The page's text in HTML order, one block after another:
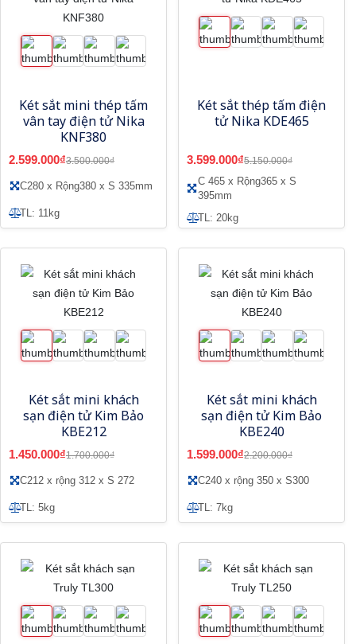
Két sắt mini thép tấm
vân tay điện tử Nika
KNF380
2.599.000₫3.500.000₫
C280 x Rộng380 x S 335mm
TL: 11kg
Két sắt thép tấm điện
tử Nika KDE465
3.599.000₫5.150.000₫
C 465 x Rộng365 x S
395mm
TL: 20kg
Két sắt mini khách
sạn điện tử Kim Bảo
KBE212
1.450.000₫1.700.000₫
C212 x rộng 312 x S 272
TL: 5kg
Két sắt mini khách
sạn điện tử Kim Bảo
KBE240
1.599.000₫2.200.000₫
C240 x rộng 350 x S300
TL: 7kg